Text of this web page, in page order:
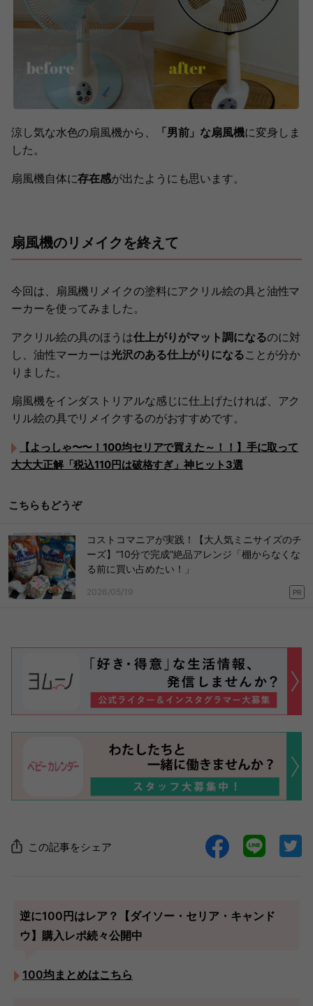
涼し気な水色の扇風機から、 「男前」な扇風機に変身しま
した。
扇風機自体に存在感が出たようにも思います。
扇風機のリメイクを終えて
今回は、扇風機リメイクの塗料にアクリル絵の具と油性マ
ーカーを使ってみました。
アクリル絵の具のほうは仕上がりがマット調になるのに対
し、油性マーカーは光沢のある仕上がりになることが分か
りました。
扇風機をインダストリアルな感じに仕上げたければ、アク
リル絵の具でリメイクするのがおすすめです。
【よっしゃ〜〜！100均セリアで買えた～！！】手に取って
大大大正解「税込110円は破格すぎ」神ヒット3選
こちらもどうぞ
コストコマニアが実践！【大人気ミニサイズのチ
ーズ】“10分で完成”絶品アレンジ「棚からなくな
る前に買い占めたい！」
2026/05/19 PR
この記事をシェア
逆に100円はレア？【ダイソー・セリア・キャンド
ウ】購入レポ続々公開中
100均まとめはこちら